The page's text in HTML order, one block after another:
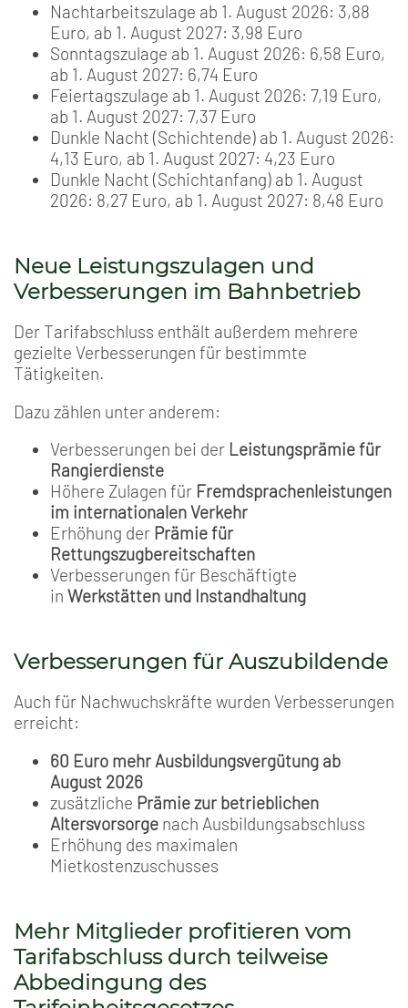
Nachtarbeitszulage ab 1. August 2026: 3,88
Euro, ab 1. August 2027: 3,98 Euro
Sonntagszulage ab 1. August 2026: 6,58 Euro,
ab 1. August 2027: 6,74 Euro
Feiertagszulage ab 1. August 2026: 7,19 Euro,
ab 1. August 2027: 7,37 Euro
Dunkle Nacht (Schichtende) ab 1. August 2026:
4,13 Euro, ab 1. August 2027: 4,23 Euro
Dunkle Nacht (Schichtanfang) ab 1. August
2026: 8,27 Euro, ab 1. August 2027: 8,48 Euro
Neue Leistungszulagen und
Verbesserungen im Bahnbetrieb
Der Tarifabschluss enthält außerdem mehrere
gezielte Verbesserungen für bestimmte
Tätigkeiten.
Dazu zählen unter anderem:
Verbesserungen bei der Leistungsprämie für
Rangierdienste
Höhere Zulagen für Fremdsprachenleistungen
im internationalen Verkehr
Erhöhung der Prämie für
Rettungszugbereitschaften
Verbesserungen für Beschäftigte
in Werkstätten und Instandhaltung
Verbesserungen für Auszubildende
Auch für Nachwuchskräfte wurden Verbesserungen
erreicht:
60 Euro mehr Ausbildungsvergütung ab
August 2026
zusätzliche Prämie zur betrieblichen
Altersvorsorge nach Ausbildungsabschluss
Erhöhung des maximalen
Mietkostenzuschusses
Mehr Mitglieder profitieren vom
Tarifabschluss durch teilweise
Abbedingung des